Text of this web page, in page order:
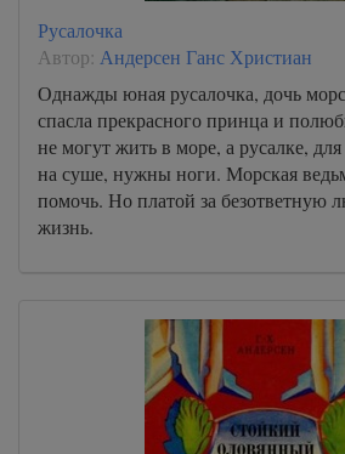
Русалочка
Автор: Андерсен Ганс Христиан
Однажды юная русалочка, дочь
спасла прекрасного принца и
не могут жить в море, а русалке,
на суше, нужны ноги. Морская
помочь. Но платой за безответную
жизнь.